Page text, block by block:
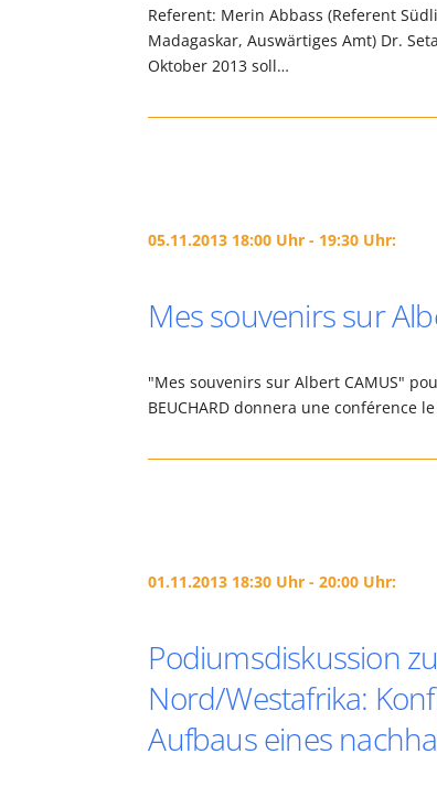
Referent: Merin Abbass (Referent
Madagaskar, Auswärtiges Amt) Dr.
Oktober 2013 soll…
05.11.2013 18:00 Uhr - 19:30 Uhr:
Mes souvenirs sur
"Mes souvenirs sur Albert CAMUS"
BEUCHARD donnera une conférence
01.11.2013 18:30 Uhr - 20:00 Uhr:
Podiumsdiskussion
Nord/Westafrika:
Aufbaus eines